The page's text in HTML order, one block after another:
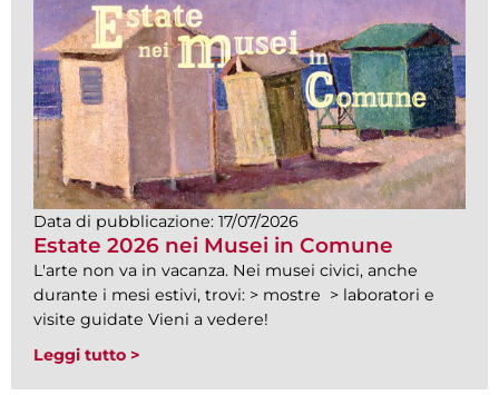
Data di pubblicazione: 17/07/2026
Estate 2026 nei Musei in Comune
L'arte non va in vacanza. Nei musei civici, anche
durante i mesi estivi, trovi: > mostre > laboratori e
visite guidate Vieni a vedere!
Leggi tutto >